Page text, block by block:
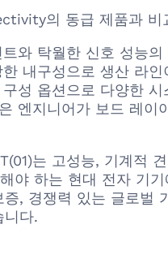
의 동급 제품과 비
와 탁월한 신호 성능
내구성으로 생산 라
성 옵션으로 다양한
엔지니어가 보드 레이
는 고성능, 기계적
야 하는 현대 전자 기
, 경쟁력 있는 글로벌
니다.